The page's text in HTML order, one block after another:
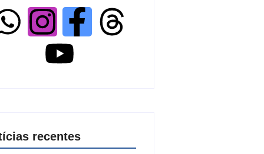
recentes